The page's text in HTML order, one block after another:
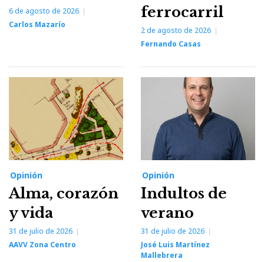
6 de agosto de 2026
Carlos Mazarío
ferrocarril
2 de agosto de 2026
Fernando Casas
Opinión
Alma, corazón
y vida
31 de julio de 2026
AAVV Zona Centro
Opinión
Indultos de
verano
31 de julio de 2026
José Luis Martínez
Mallebrera